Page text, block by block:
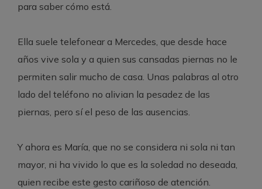
para saber cómo está.
Ella suele telefonear a Mercedes, que desde hace
años vive sola y a quien sus cansadas piernas no le
permiten salir mucho de casa. Unas palabras al otro
lado del teléfono no alivian la pesadez de las
piernas, pero sí el peso de las ausencias.
Y ahora es María, que no se considera ni sola ni tan
mayor, ni ha vivido lo que es la soledad no deseada,
quien recibe este gesto cariñoso de atención.